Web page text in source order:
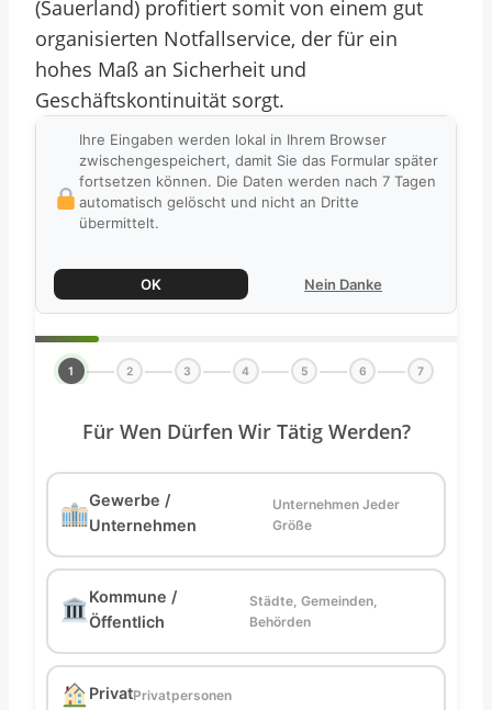
(Sauerland) profitiert somit von einem gut
organisierten Notfallservice, der für ein
hohes Maß an Sicherheit und
Geschäftskontinuität sorgt.
Ihre Eingaben werden lokal in Ihrem Browser
zwischengespeichert, damit Sie das Formular später
fortsetzen können. Die Daten werden nach 7 Tagen
automatisch gelöscht und nicht an Dritte
übermittelt.
OK Nein Danke
1 2 3 4 5 6 7
Für Wen Dürfen Wir Tätig Werden?
Gewerbe /
Unternehmen
Unternehmen Jeder
Größe
Kommune /
Öffentlich
Städte, Gemeinden,
Behörden
PrivatPrivatpersonen